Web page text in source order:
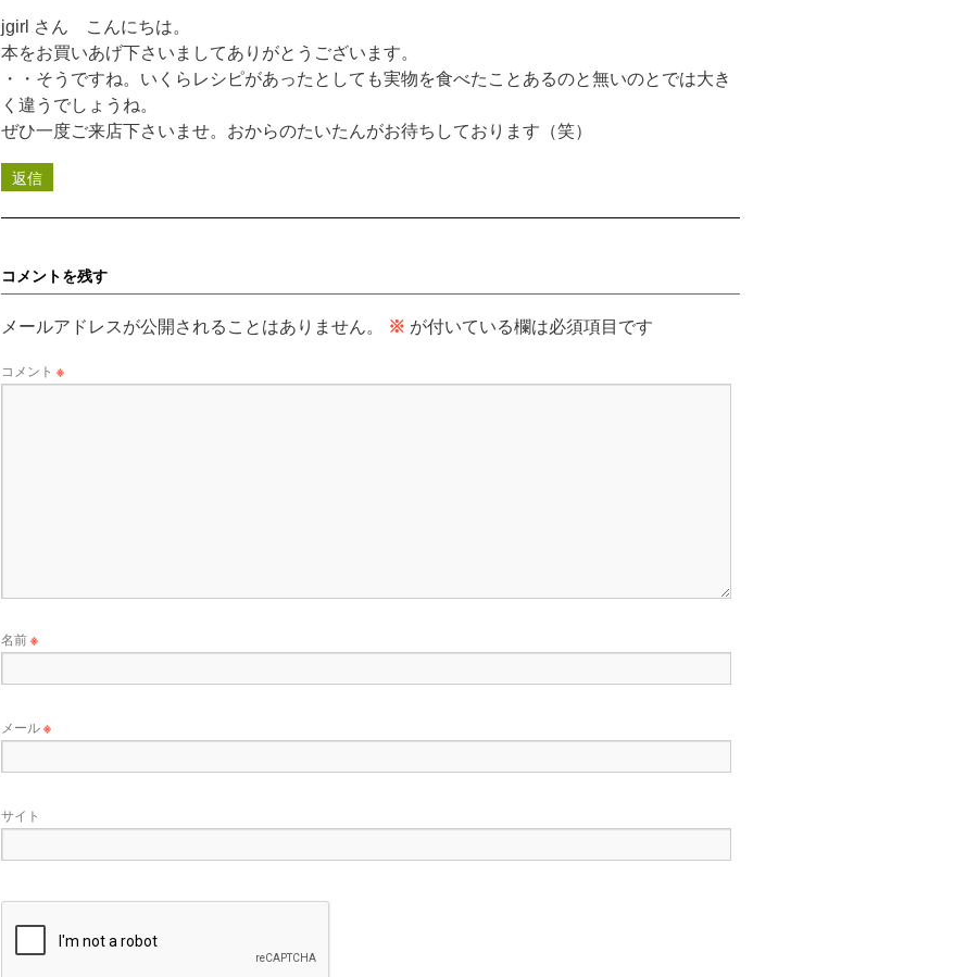
jgirl さん こんにちは。
本をお買いあげ下さいましてありがとうございます。
・・そうですね。いくらレシピがあったとしても実物を食べたことあるのと無いのとでは大き
く違うでしょうね。
ぜひ一度ご来店下さいませ。おからのたいたんがお待ちしております（笑）
返信
コメントを残す
メールアドレスが公開されることはありません。 ※ が付いている欄は必須項目です
コメント ※
名前※
メール※
サイト